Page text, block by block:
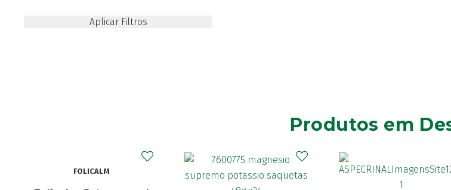
Produtos em
FOLICALM